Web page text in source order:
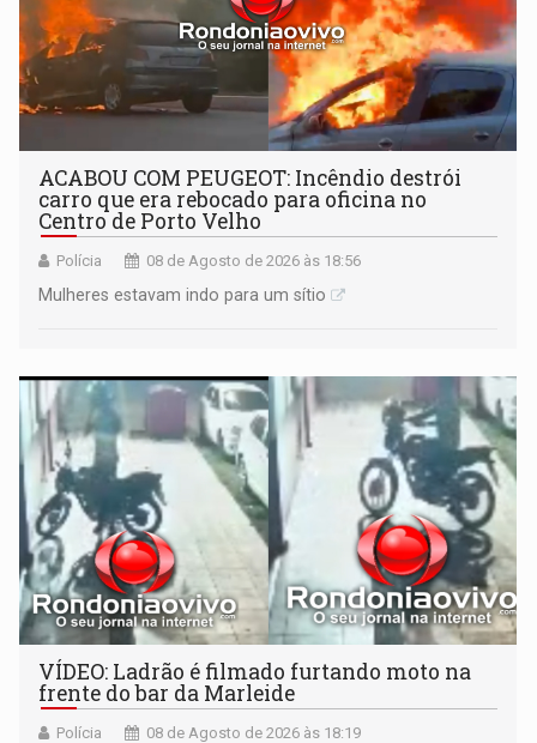
ACABOU COM PEUGEOT: Incêndio destrói
carro que era rebocado para oficina no
Centro de Porto Velho
Polícia 08 de Agosto de 2026 às 18:56
Mulheres estavam indo para um sítio
VÍDEO: Ladrão é filmado furtando moto na
frente do bar da Marleide
Polícia 08 de Agosto de 2026 às 18:19